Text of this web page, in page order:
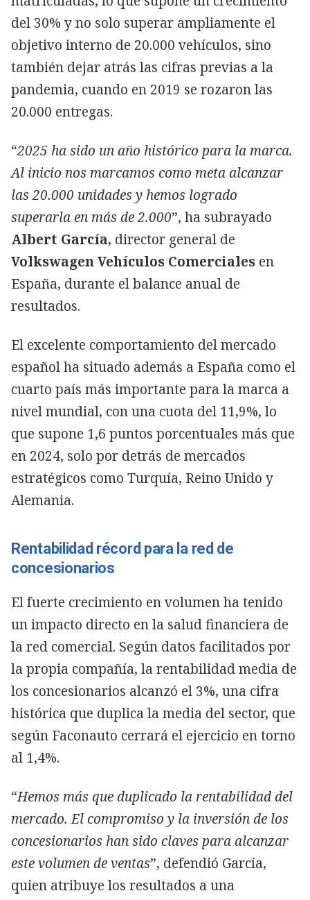
del 30% y no solo superar ampliamente el
objetivo interno de 20.000 vehículos, sino
también dejar atrás las cifras previas a la
pandemia, cuando en 2019 se rozaron las
20.000 entregas.
“2025 ha sido un año histórico para la marca.
Al inicio nos marcamos como meta alcanzar
las 20.000 unidades y hemos logrado
superarla en más de 2.000”, ha subrayado
Albert García, director general de
Volkswagen Vehículos Comerciales en
España, durante el balance anual de
resultados.
El excelente comportamiento del mercado
español ha situado además a España como el
cuarto país más importante para la marca a
nivel mundial, con una cuota del 11,9%, lo
que supone 1,6 puntos porcentuales más que
en 2024, solo por detrás de mercados
estratégicos como Turquía, Reino Unido y
Alemania.
Rentabilidad récord para la red de
concesionarios
El fuerte crecimiento en volumen ha tenido
un impacto directo en la salud financiera de
la red comercial. Según datos facilitados por
la propia compañía, la rentabilidad media de
los concesionarios alcanzó el 3%, una cifra
histórica que duplica la media del sector, que
según Faconauto cerrará el ejercicio en torno
al 1,4%.
“Hemos más que duplicado la rentabilidad del
mercado. El compromiso y la inversión de los
concesionarios han sido claves para alcanzar
este volumen de ventas”, defendió García,
quien atribuye los resultados a una